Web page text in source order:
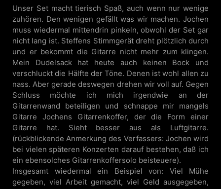
Unser Set macht tierisch Spaß, auch wenn nur wenige
zuhören. Den wenigen gefällt was wir machen. Jochen
muss wiedermal mittendrin pinkeln, obwohl der Set gar
nicht lang ist. Steffens Stimmgerät dreht plötzlich durch
und er bekommt die Gitarre nicht mehr zum klingen.
Mein Dudelsack hat heute auch keinen Bock und
verschluckt die Hälfte der Töne. Denen ist wohl allen zu
nass. Aber gerade deswegen drehen wir voll auf. Gegen
Schluss möchte ich mich irgendwie an der
Gitarrenwand beteiligen und schnappe mir mangels
Gitarre Jochens Gitarrenkoffer, der die Form einer
Gitarre hat. Sieht besser aus als Luftgitarre.
(rückblickende Anmerkung des Verfassers: Jochen wird
bei vielen späteren Konzerten darauf bestehen, daß ich
ein ebensolches Gitarrenkoffersolo beisteuere).
Insgesamt wiedermal ein Beispiel von: Viel Mühe
gegeben, viel Arbeit gemacht, viel Geld ausgegeben,